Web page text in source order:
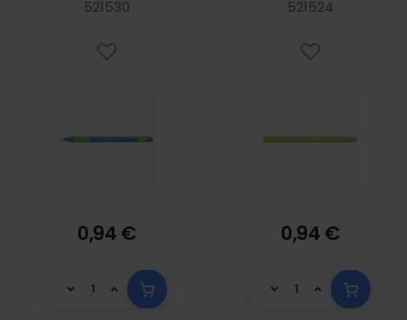
plava
521530
0,94 €
zeleni
521524
0,94 €